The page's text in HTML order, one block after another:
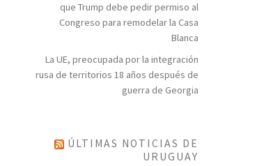
que Trump debe pedir permiso al
Congreso para remodelar la Casa
Blanca
La UE, preocupada por la integración
rusa de territorios 18 años después de
guerra de Georgia
ÚLTIMAS NOTICIAS DE
URUGUAY